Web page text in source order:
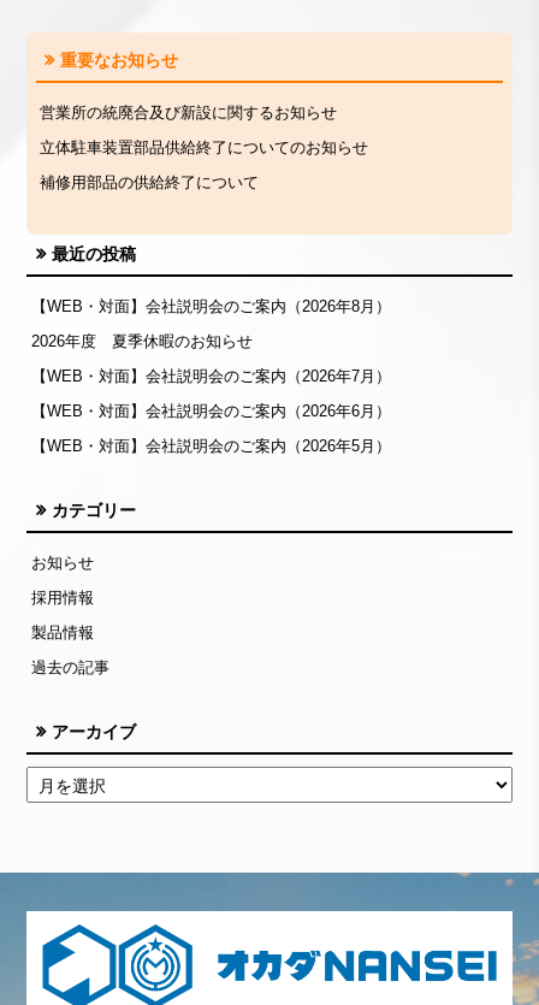
重要なお知らせ
営業所の統廃合及び新設に関するお知らせ
立体駐車装置部品供給終了についてのお知らせ
補修用部品の供給終了について
最近の投稿
【WEB・対面】会社説明会のご案内（2026年8月）
2026年度 夏季休暇のお知らせ
【WEB・対面】会社説明会のご案内（2026年7月）
【WEB・対面】会社説明会のご案内（2026年6月）
【WEB・対面】会社説明会のご案内（2026年5月）
カテゴリー
お知らせ
採用情報
製品情報
過去の記事
アーカイブ